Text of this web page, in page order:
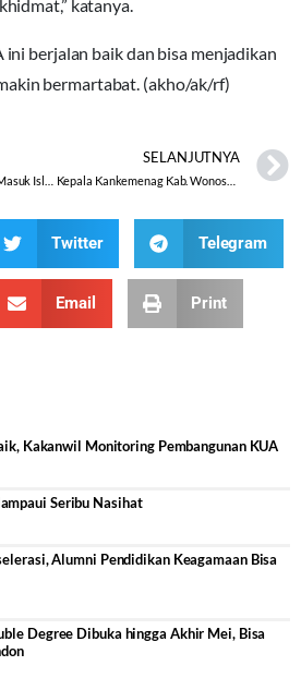
katanya.
ini berjalan baik dan bisa menjadikan
bermartabat. (akho/ak/rf)
SELANJUTNYA
Kepala Kankemenag Kab. Wonosobo Sambut Silaturahmi FKPP dengan Bupati Kab. Wonosobo
Twitter Telegram
Email Print
Kakanwil Monitoring Pembangunan KUA
Seribu Nasihat
Alumni Pendidikan Keagamaan Bisa
Degree Dibuka hingga Akhir Mei, Bisa